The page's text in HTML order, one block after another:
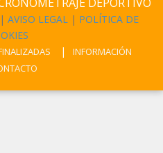
| AVISO LEGAL | POLÍTICA DE
INFORMACIÓN